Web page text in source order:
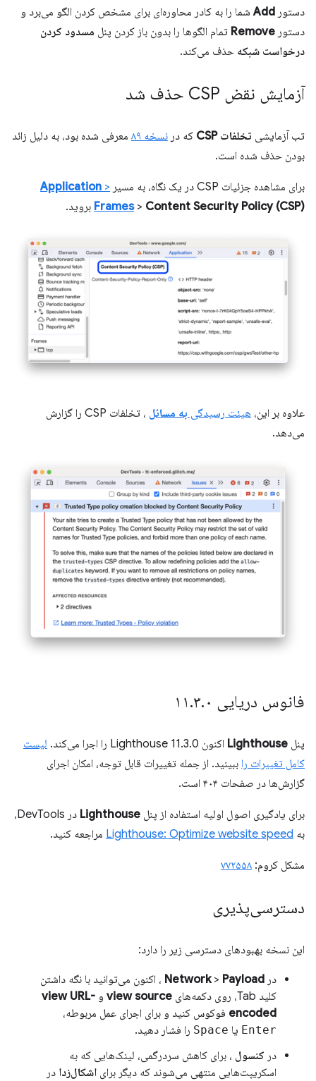
دستور Addشما را به کادر محاوره‌ای برای مشخص کردن الگو می‌برد و
دستور Remove تمام الگوها را بدون باز کردن پنل مسدود کردن
درخواست شبکه حذف می‌کند.
آزمایش نقض CSP حذف شد
تب آزمایشی تخلفات CSP که در نسخه ۸۹
معرفی شده بود، به دلیل زائد
بودن حذف شده است.
برای مشاهده جزئیات CSP در یک نگاه، به مسیر Application >
Frames> Content Security Policy (CSP) بروید.
علاوه بر این، هیئت رسیدگی به مسائل
، تخلفات CSP را گزارش
می‌دهد.
فانوس دریایی ۱۱ .۳.۰
پنل Lighthouse اکنون Lighthouse 11.3.0 را اجرا می‌کند.
لیست
کامل تغییرات را ببینید. از جمله تغییرات قابل توجه، امکان اجرای
گزارش‌ها در صفحات ۴۰۴ است.
برای یادگیری اصول اولیه استفاده از پنل Lighthouse
در DevTools،
به Lighthouse: Optimize website speed مراجعه کنید.
مشکل کروم: ۷۷۲۵۵۸
دسترسی‌پذیری
این نسخه بهبودهای دسترسی زیر را دارد:
در Network> Payload
، اکنون می‌توانید با نگه داشتن
کلید Tab، روی دکمه‌های
view source و view URL-
encoded فوکوس کنید و برای اجرای عمل مربوطه،
Enter یا Space را فشار دهید.
در کنسول ، برای کاهش سردرگمی، لینک‌هایی که به
اسکریپت‌هایی منتهی می‌شوند که دیگر برای اشکال‌زدا در